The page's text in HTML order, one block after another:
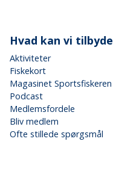
Hvad kan vi tilbyde
Aktiviteter
Fiskekort
Magasinet Sportsfiskeren
Podcast
Medlemsfordele
Bliv medlem
Ofte stillede spørgsmål